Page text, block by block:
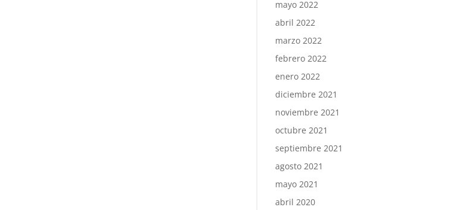
mayo 2022
abril 2022
marzo 2022
febrero 2022
enero 2022
diciembre 2021
noviembre 2021
octubre 2021
septiembre 2021
agosto 2021
mayo 2021
abril 2020